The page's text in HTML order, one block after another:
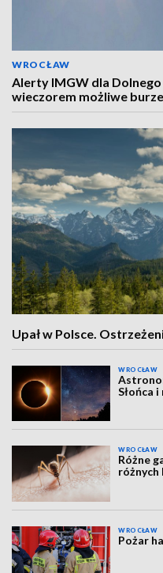
WROCŁAW
Alerty IMGW dla Dolnego
wieczorem możliwe
Upał w Polsce.
WROCŁAW
Słońca
WROCŁAW
Różne
różnych
WROCŁAW
Pożar